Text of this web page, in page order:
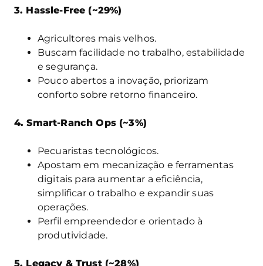
3. Hassle-Free (~29%)
Agricultores mais velhos.
Buscam facilidade no trabalho, estabilidade
e segurança.
Pouco abertos a inovação, priorizam
conforto sobre retorno financeiro.
4. Smart-Ranch Ops (~3%)
Pecuaristas tecnológicos.
Apostam em mecanização e ferramentas
digitais para aumentar a eficiência,
simplificar o trabalho e expandir suas
operações.
Perfil empreendedor e orientado à
produtividade.
5. Legacy & Trust (~28%)